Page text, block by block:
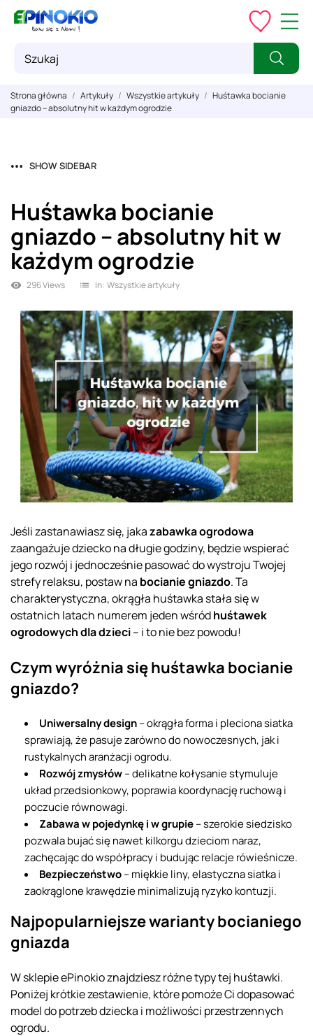
Strona główna Artykuły Wszystkie artykuły
Huśtawka bocianie
gniazdo – absolutny hit w każdym ogrodzie
SHOW SIDEBAR
Huśtawka bocianie
gniazdo – absolutny hit w
każdym ogrodzie
visibility 296 Views list In: Wszystkie artykuły
Jeśli zastanawiasz się, jakazabawka ogrodowa
zaangażuje dziecko na długie godziny, będzie wspierać
jego rozwój i jednocześnie pasować do wystroju Twojej
strefy relaksu, postaw na bocianie gniazdo. Ta
charakterystyczna, okrągła huśtawka stała się w
ostatnich latach numerem jeden wśródhuśtawek
ogrodowych dla dzieci– i to nie bez powodu!
Czym wyróżnia się huśtawka bocianie
gniazdo?
Uniwersalny design– okrągła forma i pleciona siatka
sprawiają, że pasuje zarówno do nowoczesnych, jak i
rustykalnych aranżacji ogrodu.
Rozwój zmysłów– delikatne kołysanie stymuluje
układ przedsionkowy, poprawia koordynację ruchową i
poczucie równowagi.
Zabawa w pojedynkę i w grupie– szerokie siedzisko
pozwala bujać się nawet kilkorgu dzieciom naraz,
zachęcając do współpracy i budując relacje rówieśnicze.
Bezpieczeństwo– miękkie liny, elastyczna siatka i
zaokrąglone krawędzie minimalizują ryzyko kontuzji.
Najpopularniejsze warianty bocianiego
gniazda
W sklepie ePinokio znajdziesz różne typy tej huśtawki.
Poniżej krótkie zestawienie, które pomoże Ci dopasować
model do potrzeb dziecka i możliwości przestrzennych
ogrodu.